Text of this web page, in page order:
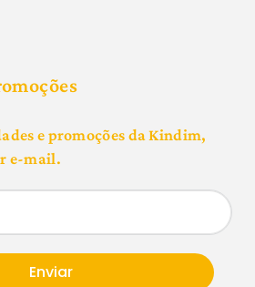
e promoções da Kindim,
e-mail.
Enviar